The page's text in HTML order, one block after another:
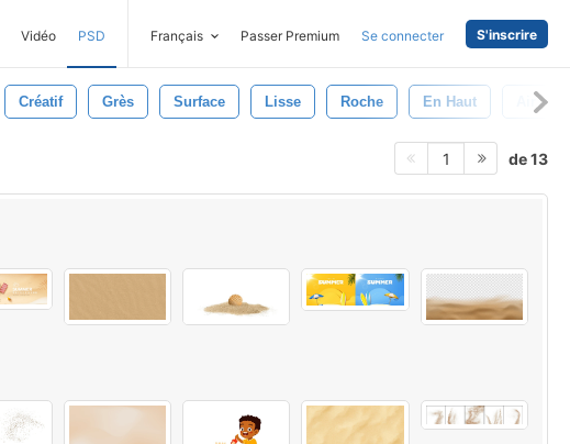
Vidéo PSD Français Passer Premium Se connecter S'inscrire
Créatif Grès Surface Lisse Roche En Haut
1 de 13